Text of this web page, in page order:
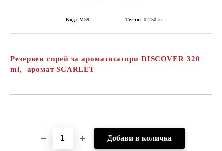
Код: М39 Тегло: 0.250 кг
Резервен спрей за ароматизатори DISCOVER 320
ml, аромат SCARLET